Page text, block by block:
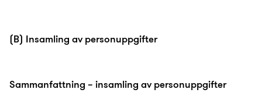
(B) Insamling av personuppgifter
Sammanfattning – insamling av personuppgifter